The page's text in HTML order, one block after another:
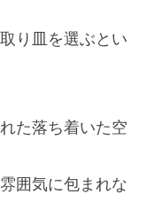
り皿を選ぶとい
た落ち着いた空
囲気に包まれな